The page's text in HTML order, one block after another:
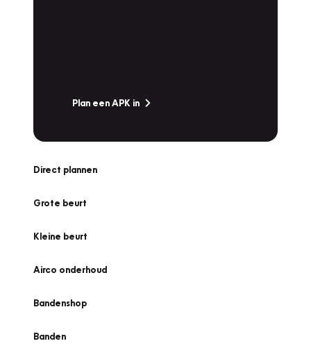
Plan een APK in
Direct plannen
Grote beurt
Kleine beurt
Airco onderhoud
Bandenshop
Banden